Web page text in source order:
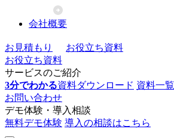
会社概要
お見積もり
お役立ち資料
お役立ち資料
サービスのご紹介
3分でわかる資料ダウンロード 資料一
お問い合わせ
デモ体験・導入相談
無料デモ体験 導入の相談はこちら